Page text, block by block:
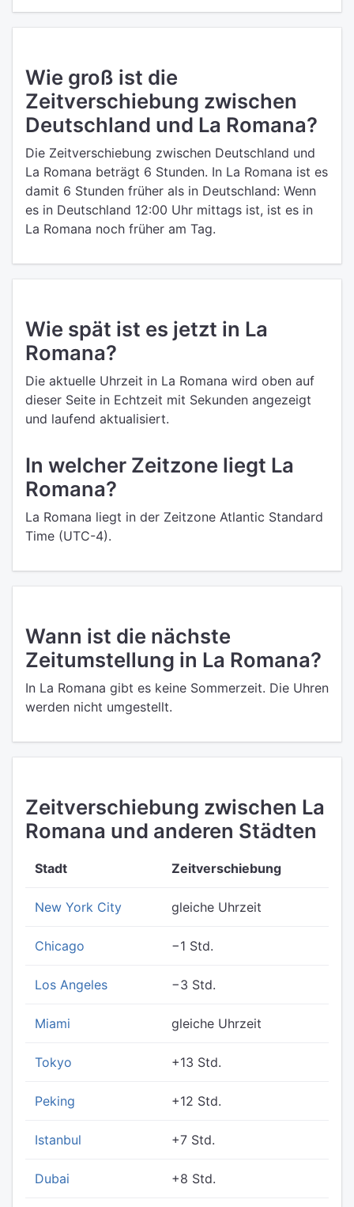
Wie groß ist die
Zeitverschiebung zwischen
Deutschland und La Romana?
Die Zeitverschiebung zwischen Deutschland und
La Romana beträgt 6 Stunden. In La Romana ist es
damit 6 Stunden früher als in Deutschland: Wenn
es in Deutschland 12:00 Uhr mittags ist, ist es in
La Romana noch früher am Tag.
Wie spät ist es jetzt in La
Romana?
Die aktuelle Uhrzeit in La Romana wird oben auf
dieser Seite in Echtzeit mit Sekunden angezeigt
und laufend aktualisiert.
In welcher Zeitzone liegt La
Romana?
La Romana liegt in der Zeitzone Atlantic Standard
Time (UTC-4).
Wann ist die nächste
Zeitumstellung in La Romana?
In La Romana gibt es keine Sommerzeit. Die Uhren
werden nicht umgestellt.
Zeitverschiebung zwischen La
Romana und anderen Städten
Stadt Zeitverschiebung
New York City gleiche Uhrzeit
Chicago −1 Std.
Los Angeles −3 Std.
Miami gleiche Uhrzeit
Tokyo +13 Std.
Peking +12 Std.
Istanbul +7 Std.
Dubai +8 Std.